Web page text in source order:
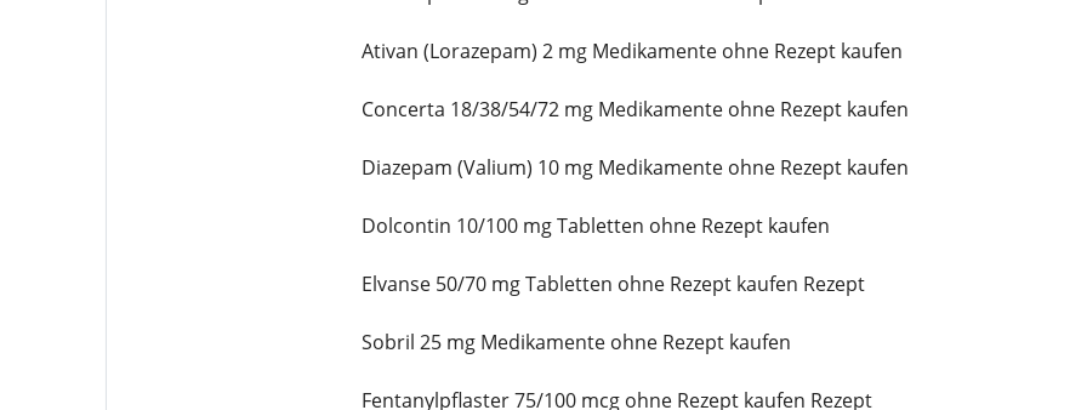
Ativan (Lorazepam) 2 mg Medikamente ohne Rezept kaufen
Concerta 18/38/54/72 mg Medikamente ohne Rezept kaufen
Diazepam (Valium) 10 mg Medikamente ohne Rezept kaufen
Dolcontin 10/100 mg Tabletten ohne Rezept kaufen
Elvanse 50/70 mg Tabletten ohne Rezept kaufen Rezept
Sobril 25 mg Medikamente ohne Rezept kaufen
Fentanylpflaster 75/100 mcg ohne Rezept kaufen Rezept